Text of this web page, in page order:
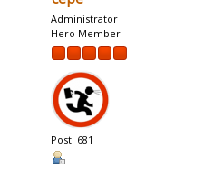
Administrator
Hero Member
Post: 681